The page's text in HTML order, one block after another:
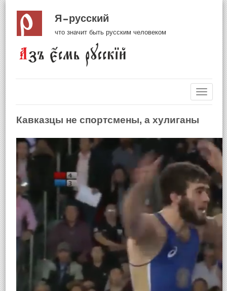
Я русский
что значит быть русским человеком
Кавказцы не спортсмены, а хулиганы